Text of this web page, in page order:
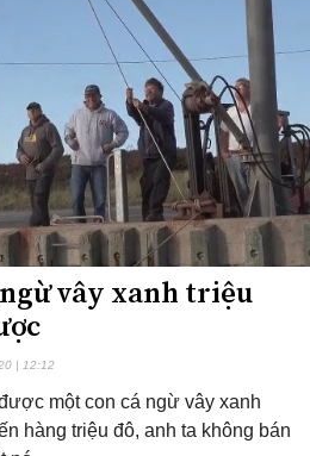
vây xanh triệu
| 12:12
một con cá ngừ vây xanh
hàng triệu đô, anh ta không bán